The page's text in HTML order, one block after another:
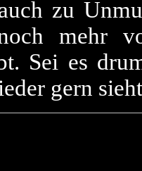
zu
mehr
Sei es
gern